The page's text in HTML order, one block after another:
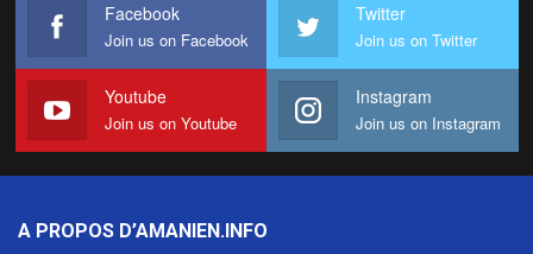
Facebook
Join us on Facebook
Twitter
Join us on Twitter
Youtube
Join us on Youtube
Instagram
Join us on Instagram
A PROPOS D’AMANIEN.INFO